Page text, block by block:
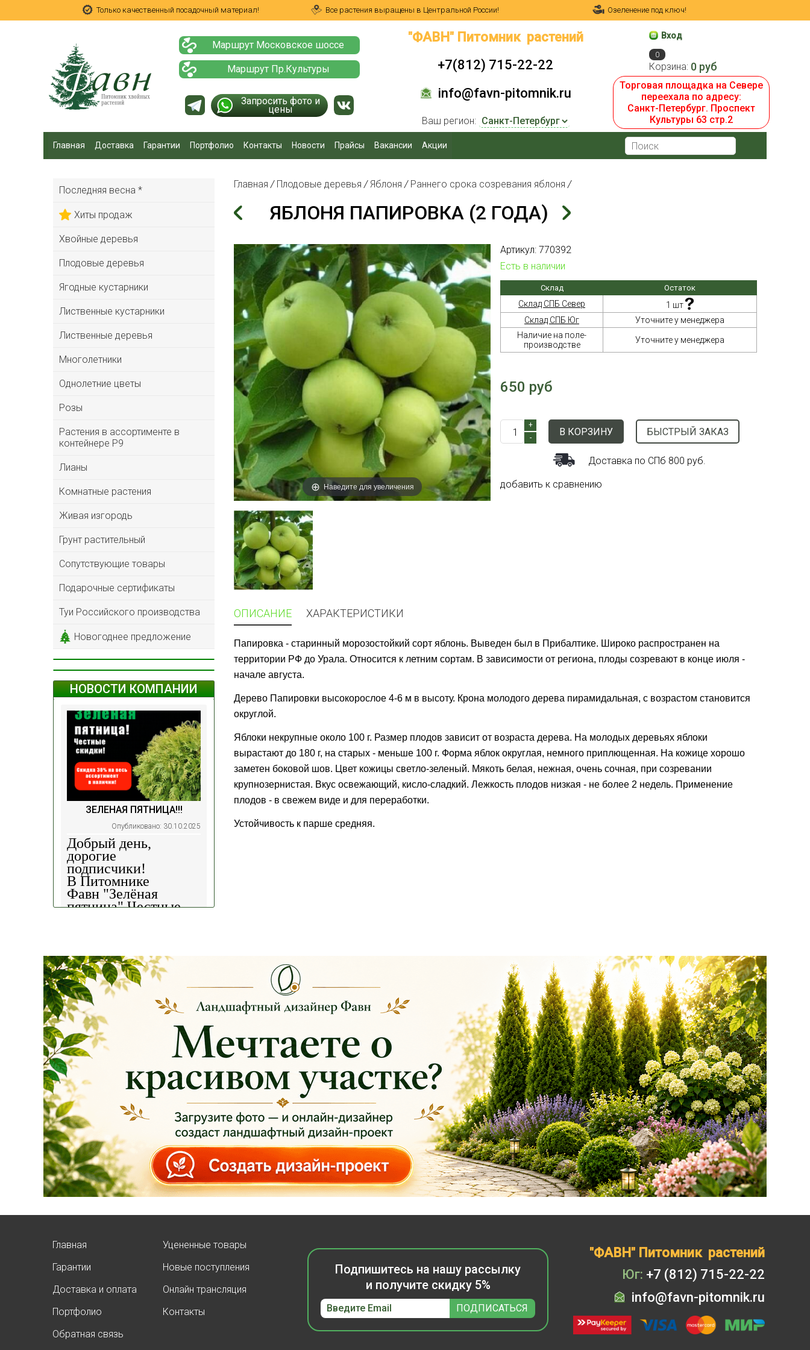
Только качественный посадочный материал! Все растения выращены в Центральной России! Озеленение под ключ!
Маршрут Московское шоссе
Маршрут Пр.Культуры
Запросить фото и
цены
"ФАВН" Питомник растений
+7(812) 715-22-22
info@favn-pitomnik.ru
Ваш регион:
Вход
0
Корзина: 0 руб
Торговая площадка на Севере
переехала по адресу:
Санкт-Петербург. Проспект
Культуры 63 стр.2
Главная Доставка Гарантии Портфолио Контакты Новости Прайсы Вакансии Акции
Последняя весна *
Хиты продаж
Хвойные деревья
Плодовые деревья
Ягодные кустарники
Лиственные кустарники
Лиственные деревья
Многолетники
Однолетние цветы
Розы
Растения в ассортименте в
контейнере P9
Лианы
Комнатные растения
Живая изгородь
Грунт растительный
Сопутствующие товары
Подарочные сертификаты
Туи Российского производства
Новогоднее предложение
НОВОСТИ КОМПАНИИ
ЗЕЛЕНАЯ ПЯТНИЦА!!!
Опубликовано: 30.10.2025
Добрый день,
дорогие
подписчики!
В Питомнике
Фавн "Зелёная
пятница".Честные
площадках!
Сроки проведения
акции: с 29.10 2025 -
04.11.2025
!!! Цены
на сайте и на
площадке указаны
БЕЗ учёта скидки!!!
Успейте приобрести
качественные
растения и украсить
свой сад! Всех ждём
в нашем питомнике!
ЧИТАТЬ ДАЛЕЕ
Добрый день, дорогие
У нас началась
Главная / Плодовые деревья / Яблоня / Раннего срока созревания яблоня /
ЯБЛОНЯ ПАПИРОВКА (2 ГОДА)
Наведите для увеличения
Артикул: 770392
Есть в наличии
Склад Остаток
Склад СПБ Север
1 шт
Склад СПБ Юг
Уточните у менеджера
Наличие на поле-
производстве
Уточните у менеджера
650 руб
-
+
В КОРЗИНУ БЫСТРЫЙ ЗАКАЗ
Доставка по СПб 800 руб.
добавить к сравнению
ОПИСАНИЕ ХАРАКТЕРИСТИКИ
Папировка - старинный морозостойкий сорт яблонь. Выведен был в Прибалтике. Широко распространен на
территории РФ до Урала. Относится к летним сортам. В зависимости от региона, плоды созревают в конце июля -
начале августа.
Дерево Папировки высокорослое 4-6 м в высоту. Крона молодого дерева пирамидальная, с возрастом становится
округлой.
Яблоки некрупные около 100 г. Размер плодов зависит от возраста дерева. На молодых деревьях яблоки
вырастают до 180 г, на старых - меньше 100 г. Форма яблок округлая, немного приплющенная. На кожице хорошо
заметен боковой шов. Цвет кожицы светло-зеленый. Мякоть белая, нежная, очень сочная, при созревании
крупнозернистая. Вкус освежающий, кисло-сладкий. Лежкость плодов низкая - не более 2 недель. Применение
плодов - в свежем виде и для переработки.
Устойчивость к парше средняя.
Главная
Гарантии
Доставка и оплата
Портфолио
Обратная связь
Уцененные товары
Новые поступления
Онлайн трансляция
Контакты
Подпишитесь на нашу рассылку
и получите скидку 5%
"ФАВН" Питомник растений
Юг: +7 (812) 715-22-22
info@favn-pitomnik.ru